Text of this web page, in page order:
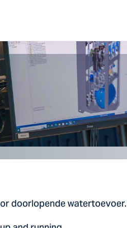
doorlopende watertoevoer.